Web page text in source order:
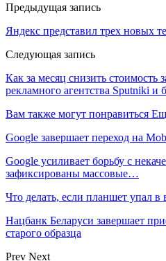
Предыдущая запись
Яндекс представил трех новых
Следующая запись
Как за месяц снизить стоимость
рекламного агентства Sputniki и
Вам также могут понравиться
Google завершает переход на
Google усиливает борьбу с
зафиксированы массовые…
Что делать, если планшет упал
Нацбанк Беларуси завершает
старого образца
Prev Next